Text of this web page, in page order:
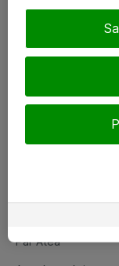
eShop@atea.lv
Sekojiet
Par Atea
Par Atea